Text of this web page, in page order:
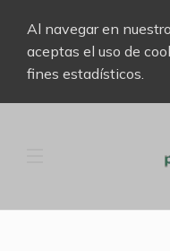
Al navegar en
aceptas el uso de
fines estadísticos.